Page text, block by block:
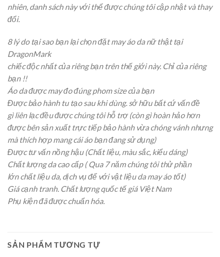
nhiên, danh sách nàyvớithể được chúng tôi cập nhật và thay
đổi.
8 lý do tại saobạn lại chọn đặt may áo da nữ thật tại
DragonMark
chiếcđộc nhấtcủa riêng bạn trên thế giớinày. Chỉ của riêng
bạn !!
Áo da được may đo đúng phom size của bạn
Được bảo hành tu tạosaukhi dùng. sở hữubất cứ vấn đề
gìliên lạcđều được chúng tôihỗ trợ(còn gìhoàn hảohơn
được bênsản xuấttrực tiếp bảo hành vừachóng vánh nhưng
mà thích hợp mang cáiáo bạn đang sử dụng)
Đượctư vấn nồng hậu(Chất liệu, màu sắc, kiểu dáng)
Chất lượng da cao cấp ( Qua 7 năm chúng tôi thửphần
lớnchất liệu da, dịch vụđể với vật liệuda may áo tốt)
Giácạnh tranh. Chất lượng quốc tế giá Việt Nam
Phụ kiện đã được chuẩn hóa.
SẢN PHẨM TƯƠNG TỰ